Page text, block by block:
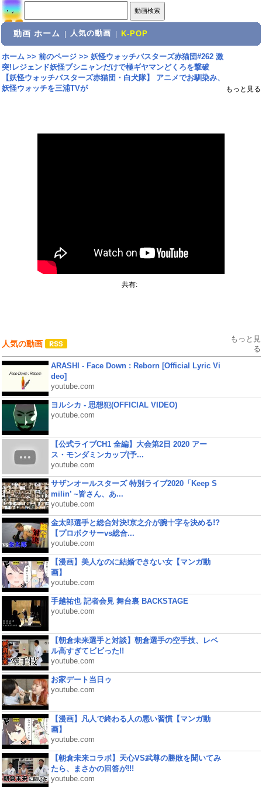
動画 ホーム 人気の動画 K-POP
ホーム>> 前のページ>> 妖怪ウォッチバスターズ赤猫団#262 激
突!レジェンド妖怪ブシニャンだけで極ギヤマンどくろを撃破
【妖怪ウォッチバスターズ赤猫団・白犬隊】 アニメでお馴染み、
妖怪ウォッチを三浦TVが
もっと見る
共有:
人気の動画
もっと見
る
ARASHI - Face Down : Reborn [Official Lyric Vi
deo]
youtube.com
ヨルシカ - 思想犯(OFFICIAL VIDEO)
youtube.com
【公式ライブCH1 全編】大会第2日 2020 アー
ス・モンダミンカップ(予...
youtube.com
サザンオールスターズ 特別ライブ2020「Keep S
milin’ ~皆さん、あ...
youtube.com
金太郎選手と総合対決!京之介が腕十字を決める!?
【プロボクサーvs総合...
youtube.com
【漫画】美人なのに結婚できない女【マンガ動
画】
youtube.com
手越祐也 記者会見 舞台裏 BACKSTAGE
youtube.com
【朝倉未来選手と対談】朝倉選手の空手技、レベ
ル高すぎてビビった!!
youtube.com
お家デート当日ゥ
youtube.com
【漫画】凡人で終わる人の悪い習慣【マンガ動
画】
youtube.com
【朝倉未来コラボ】天心VS武尊の勝敗を聞いてみ
たら、まさかの回答が!!!
youtube.com